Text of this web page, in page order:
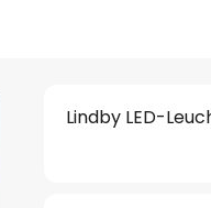
Lindby LED-